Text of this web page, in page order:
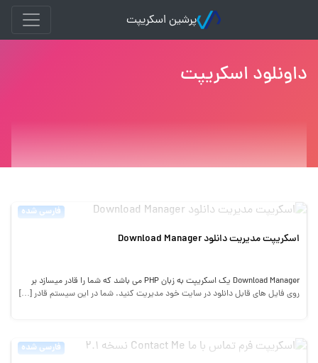
پرشین اسکریپت
داونلود اسکریپت
فارسی شده
اسکریپت مدیریت دانلود Download Manager
Download Manager یک اسکریپت به زبان PHP می باشد که شما را قادر میسازد بر
روی فایل های قابل دانلود در سایت خود مدیریت کنید. شما در این سیستم قادر […]
فارسی شده